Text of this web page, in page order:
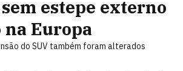
estepe externo
na Europa
do SUV também foram alterados